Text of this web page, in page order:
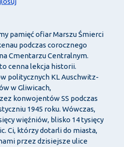
pamięć ofiar Marszu Śmierci
podczas corocznego
Cmentarzu Centralnym.
cenna lekcja historii.
politycznych KL Auschwitz-
w Gliwicach,
konwojentów SS podczas
1945 roku. Wówczas,
więźniów, blisko 14 tysięcy
Ci, którzy dotarli do miasta,
przez dzisiejsze ulice